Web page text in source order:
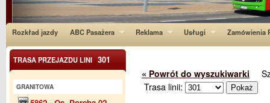
Rozkład jazdy ABC Pasażera Reklama Usługi Zamówienia
« Powrót do wyszukiwarki
Trasa linii:
TRASA PRZEJAZDU LINI 301
GRANITOWA